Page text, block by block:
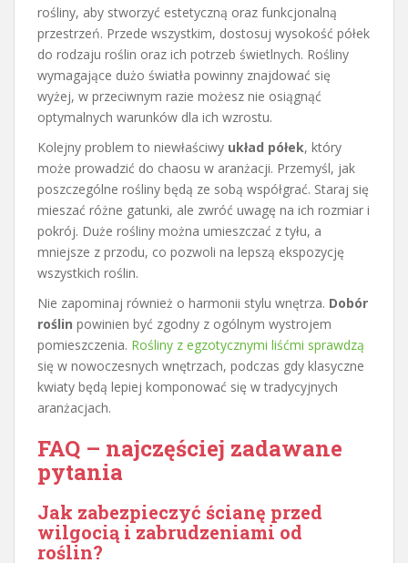
rośliny, aby stworzyć estetyczną oraz funkcjonalną
przestrzeń. Przede wszystkim, dostosuj wysokość półek
do rodzaju roślin oraz ich potrzeb świetlnych. Rośliny
wymagające dużo światła powinny znajdować się
wyżej, w przeciwnym razie możesz nie osiągnąć
optymalnych warunków dla ich wzrostu.
Kolejny problem to niewłaściwy układ półek, który
może prowadzić do chaosu w aranżacji. Przemyśl, jak
poszczególne rośliny będą ze sobą współgrać. Staraj się
mieszać różne gatunki, ale zwróć uwagę na ich rozmiar i
pokrój. Duże rośliny można umieszczać z tyłu, a
mniejsze z przodu, co pozwoli na lepszą ekspozycję
wszystkich roślin.
Nie zapominaj również o harmonii stylu wnętrza. Dobór
roślin powinien być zgodny z ogólnym wystrojem
pomieszczenia. Rośliny z egzotycznymi liśćmi sprawdzą
się w nowoczesnych wnętrzach, podczas gdy klasyczne
kwiaty będą lepiej komponować się w tradycyjnych
aranżacjach.
FAQ – najczęściej zadawane
pytania
Jak zabezpieczyć ścianę przed
wilgocią i zabrudzeniami od
roślin?